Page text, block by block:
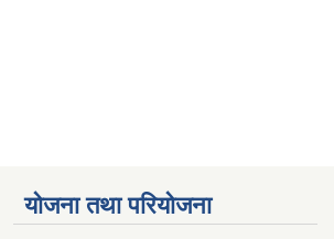
योजना तथा परियोजना